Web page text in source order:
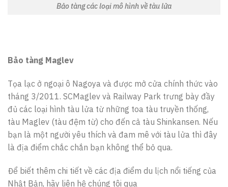
Bảo tàng các loại mô hình về tàu lửa
Bảo tàng Maglev
Tọa lạc ở ngoại ô Nagoya và được mở cửa chính thức vào
tháng 3/2011. SCMaglev và Railway Park trưng bày đầy
đủ các loại hình tàu lửa từ những toa tàu truyền thống,
tàu Maglev (tàu đệm từ) cho đến cả tàu Shinkansen. Nếu
bạn là một người yêu thích và đam mê với tàu lửa thì đây
là địa điểm chắc chắn bạn không thể bỏ qua.
Để biết thêm chi tiết về các địa điểm du lịch nổi tiếng của
Nhật Bản, hãy liên hệ chúng tôi qua